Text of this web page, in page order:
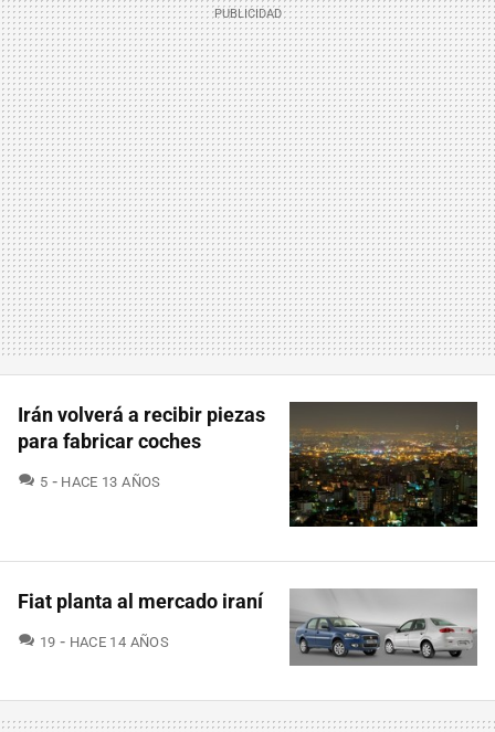
Irán volverá a recibir piezas
para fabricar coches
5 COMENTARIOS
HACE 13 AÑOS
Fiat planta al mercado iraní
19 COMENTARIOS
HACE 14 AÑOS